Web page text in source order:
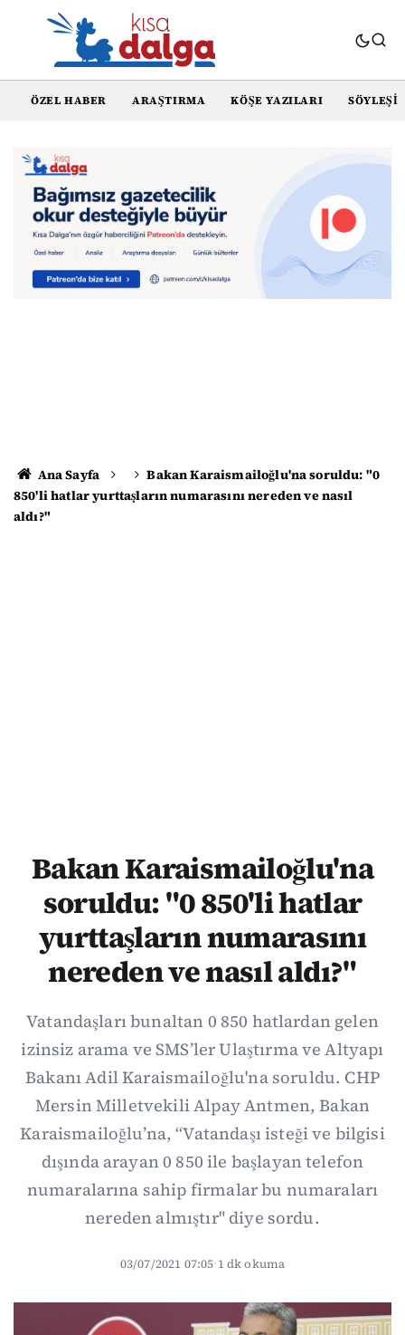
ÖZEL HABER ARAŞTIRMA KÖŞE YAZILARI SÖYLEŞI
Ana Sayfa
Bakan Karaismailoğlu'na soruldu: "0
850'li hatlar yurttaşların numarasını nereden ve nasıl
aldı?"
Bakan Karaismailoğlu'na
soruldu: "0 850'li hatlar
yurttaşların numarasını
nereden ve nasıl aldı?"
Vatandaşları bunaltan 0 850 hatlardan gelen
izinsiz arama ve SMS’ler Ulaştırma ve Altyapı
Bakanı Adil Karaismailoğlu'na soruldu. CHP
Mersin Milletvekili Alpay Antmen, Bakan
Karaismailoğlu’na, “Vatandaşı isteği ve bilgisi
dışında arayan 0 850 ile başlayan telefon
numaralarına sahip firmalar bu numaraları
nereden almıştır" diye sordu.
03/07/2021 07:05·1 dk okuma